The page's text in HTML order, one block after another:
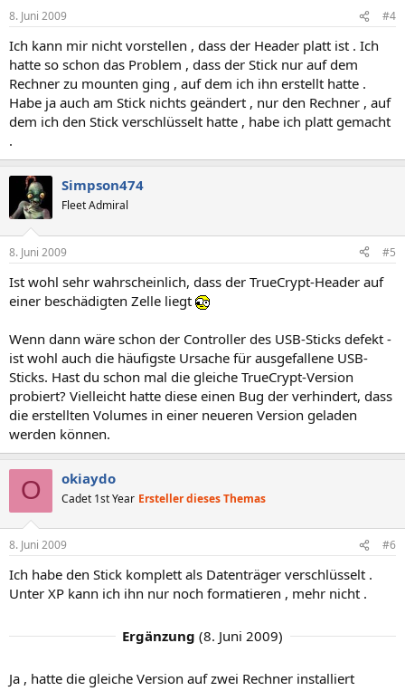
8. Juni 2009 #4
Ich kann mir nicht vorstellen , dass der Header platt ist . Ich
hatte so schon das Problem , dass der Stick nur auf dem
Rechner zu mounten ging , auf dem ich ihn erstellt hatte .
Habe ja auch am Stick nichts geändert , nur den Rechner , auf
dem ich den Stick verschlüsselt hatte , habe ich platt gemacht
.
Simpson474
Fleet Admiral
8. Juni 2009 #5
Ist wohl sehr wahrscheinlich, dass der TrueCrypt-Header auf
einer beschädigten Zelle liegt
Wenn dann wäre schon der Controller des USB-Sticks defekt -
ist wohl auch die häufigste Ursache für ausgefallene USB-
Sticks. Hast du schon mal die gleiche TrueCrypt-Version
probiert? Vielleicht hatte diese einen Bug der verhindert, dass
die erstellten Volumes in einer neueren Version geladen
werden können.
O okiaydo
Cadet 1st Year Ersteller dieses Themas
8. Juni 2009 #6
Ich habe den Stick komplett als Datenträger verschlüsselt .
Unter XP kann ich ihn nur noch formatieren , mehr nicht .
Ergänzung (8. Juni 2009)
Ja , hatte die gleiche Version auf zwei Rechner installiert